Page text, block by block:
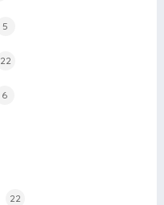
5
22
6
22